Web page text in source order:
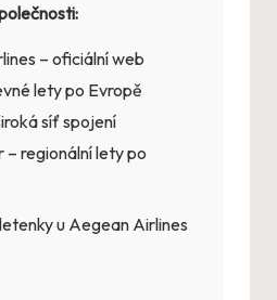
– oficiální web
lety po Evropě
síť spojení
– regionální lety po
u Aegean Airlines